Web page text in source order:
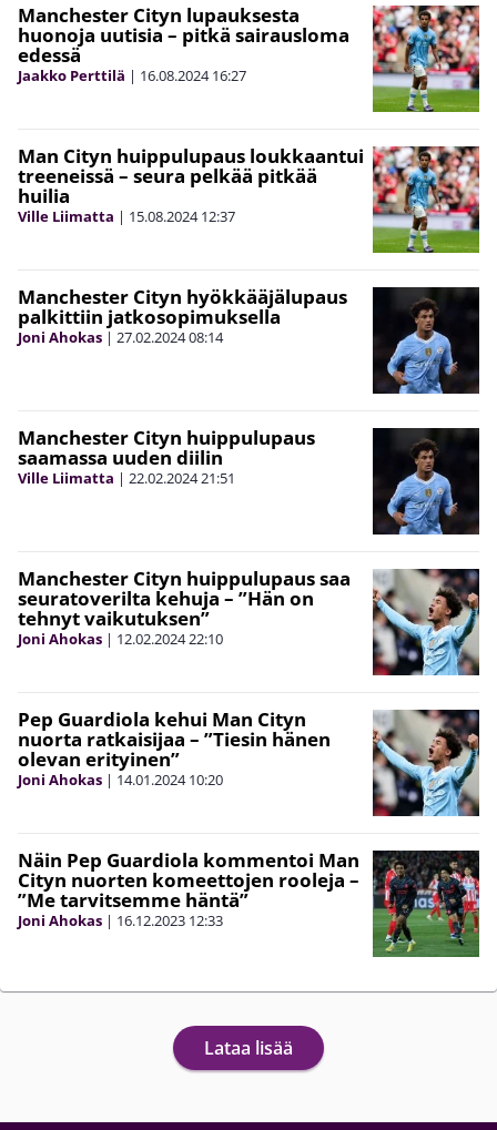
Manchester Cityn lupauksesta
huonoja uutisia – pitkä sairausloma
edessä
Jaakko Perttilä | 16.08.2024 16:27
Man Cityn huippulupaus loukkaantui
treeneissä – seura pelkää pitkää
huilia
Ville Liimatta | 15.08.2024 12:37
Manchester Cityn hyökkääjälupaus
palkittiin jatkosopimuksella
Joni Ahokas | 27.02.202408:14
Manchester Cityn huippulupaus
saamassa uuden diilin
Ville Liimatta | 22.02.202421:51
Manchester Cityn huippulupaus saa
seuratoverilta kehuja – ”Hän on
tehnyt vaikutuksen”
Joni Ahokas | 12.02.202422:10
Pep Guardiola kehui Man Cityn
nuorta ratkaisijaa – ”Tiesin hänen
olevan erityinen”
Joni Ahokas | 14.01.2024 10:20
Näin Pep Guardiola kommentoi Man
Cityn nuorten komeettojen rooleja –
”Me tarvitsemme häntä”
Joni Ahokas | 16.12.2023 12:33
Lataa lisää